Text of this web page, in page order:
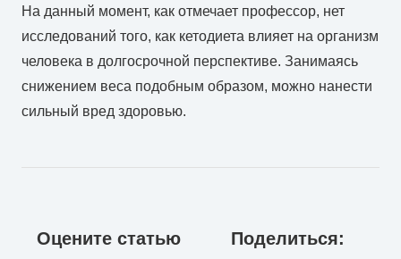
На данный момент, как отмечает профессор, нет
исследований того, как кетодиета влияет на организм
человека в долгосрочной перспективе. Занимаясь
снижением веса подобным образом, можно нанести
сильный вред здоровью.
Оцените статью Поделиться: